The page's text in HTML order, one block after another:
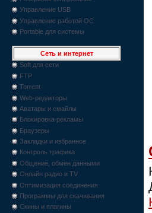
Управление USB
Управление работой ОС
Portable для системы
Сеть и интернет
Soft для сети
FTP
Torrent
Web-редакторы
Аватары и смайлы
Блокировка рекламы
Браузеры
Закладки и избранное
Контроль трафика
Общение, обмен данными
Онлайн радио и TV
Оптимизация соединения
Программы для скачивания
Скины и плагины